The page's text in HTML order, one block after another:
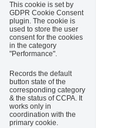
This cookie is set by
GDPR Cookie Consent
plugin. The cookie is
used to store the user
consent for the cookies
in the category
"Performance".
Records the default
button state of the
corresponding category
& the status of CCPA. It
works only in
coordination with the
primary cookie.